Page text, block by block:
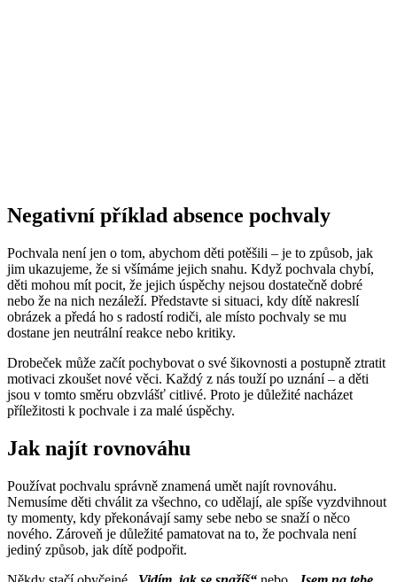
Negativní příklad absence pochvaly
Pochvala není jen o tom, abychom děti potěšili – je to způsob, jak
jim ukazujeme, že si všímáme jejich snahu. Když pochvala chybí,
děti mohou mít pocit, že jejich úspěchy nejsou dostatečně dobré
nebo že na nich nezáleží. Představte si situaci, kdy dítě nakreslí
obrázek a předá ho s radostí rodiči, ale místo pochvaly se mu
dostane jen neutrální reakce nebo kritiky.
Drobeček může začít pochybovat o své šikovnosti a postupně ztratit
motivaci zkoušet nové věci. Každý z nás touží po uznání – a děti
jsou v tomto směru obzvlášť citlivé. Proto je důležité nacházet
příležitosti k pochvale i za malé úspěchy.
Jak najít rovnováhu
Používat pochvalu správně znamená umět najít rovnováhu.
Nemusíme děti chválit za všechno, co udělají, ale spíše vyzdvihnout
ty momenty, kdy překonávají samy sebe nebo se snaží o něco
nového. Zároveň je důležité pamatovat na to, že pochvala není
jediný způsob, jak dítě podpořit.